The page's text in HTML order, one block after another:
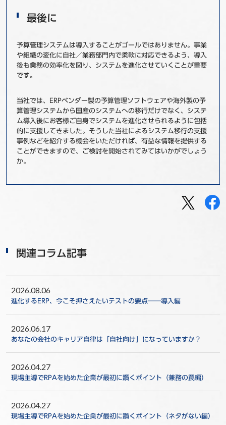
最後に
予算管理システムは導入することがゴールではありません。事業
や組織の変化に自社／業務部門内で柔軟に対応できるよう、導入
後も業務の効率化を図り、システムを進化させていくことが重要
です。
当社では、ERPベンダー製の予算管理ソフトウェアや海外製の予
算管理システムから国産のシステムへの移行だけでなく、システ
ム導入後にお客様ご自身でシステムを進化させられるように包括
的に支援してきました。そうした当社によるシステム移行の支援
事例などを紹介する機会をいただければ、有益な情報を提供する
ことができますので、ご検討を開始されてみてはいかがでしょう
か。
関連コラム記事
2026.08.06
進化するERP、今こそ押さえたいテストの要点――導入編
2026.06.17
あなたの会社のキャリア自律は「自社向け」になっていますか？
2026.04.27
現場主導でRPAを始めた企業が最初に躓くポイント（兼務の罠編）
2026.04.27
現場主導でRPAを始めた企業が最初に躓くポイント（ネタがない編）